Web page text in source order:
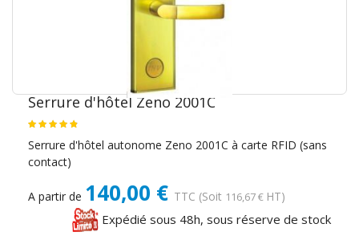
Serrure d'hôtel Zeno 2001C
Serrure d'hôtel autonome Zeno 2001C à carte RFID (sans
contact)
A partir de 140,00 € TTC (Soit 116,67 € HT)
Expédié sous 48h, sous réserve de stock